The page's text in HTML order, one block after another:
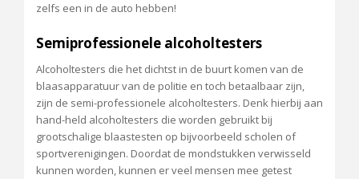
zelfs een in de auto hebben!
Semiprofessionele alcoholtesters
Alcoholtesters die het dichtst in de buurt komen van de
blaasapparatuur van de politie en toch betaalbaar zijn,
zijn de semi-professionele alcoholtesters. Denk hierbij aan
hand-held alcoholtesters die worden gebruikt bij
grootschalige blaastesten op bijvoorbeeld scholen of
sportverenigingen. Doordat de mondstukken verwisseld
kunnen worden, kunnen er veel mensen mee getest